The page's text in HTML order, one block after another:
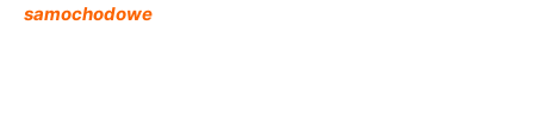
samochodowe